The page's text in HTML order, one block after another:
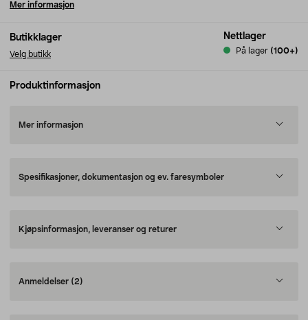
Butikklager
Velg butikk
Nettlager
På lager (100+)
Mer informasjon
Produktinformasjon
Mer informasjon
Spesifikasjoner, dokumentasjon og ev. faresymboler
Kjøpsinformasjon, leveranser og returer
Anmeldelser (2)